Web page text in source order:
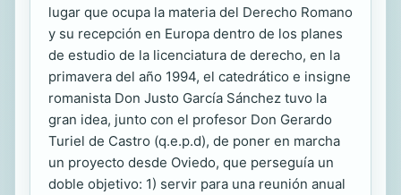
lugar que ocupa la materia del Derecho Romano
y su recepción en Europa dentro de los planes
de estudio de la licenciatura de derecho, en la
primavera del año 1994, el catedrático e insigne
romanista Don Justo García Sánchez tuvo la
gran idea, junto con el profesor Don Gerardo
Turiel de Castro (q.e.p.d), de poner en marcha
un proyecto desde Oviedo, que perseguía un
doble objetivo: 1) servir para una reunión anual